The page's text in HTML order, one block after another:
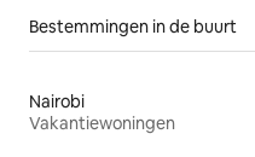
Bestemmingen in de buurt
Nairobi
Vakantiewoningen